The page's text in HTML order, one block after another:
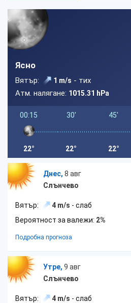
Ясно
Вятър: 1 m/s - тих
Атм. налягане: 1015.31 hPa
00:15
22°
30'
22°
45'
22°
Днес, 8 авг
Слънчево
Вятър: 4 m/s - слаб
Вероятност за валежи: 2%
Подробна прогноза
Утре, 9 авг
Слънчево
Вятър: 4 m/s - слаб